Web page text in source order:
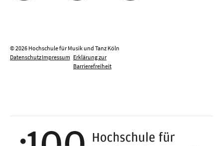
© 2026 Hochschule für Musik und Tanz Köln
DatenschutzImpressum Erklärung zur
Barrierefreiheit